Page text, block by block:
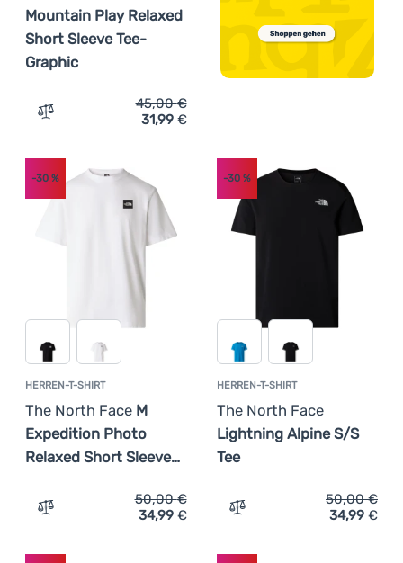
Mountain Play Relaxed
Short Sleeve Tee-
Graphic
Zum Vergleich 'Herren-T-Shirt The North Face M
45,00€
31,99 €
HERREN-T-SHIRT
The North Face M
Expedition Photo
Relaxed Short Sleeve…
-30 %
Zum Vergleich 'Herren-T-Shirt The North Face M
50,00€
34,99 €
HERREN-T-SHIRT
The North Face
Lightning Alpine S/S
Tee
-30%
Zum Vergleich 'Herren-T-
50,00€
34,99 €